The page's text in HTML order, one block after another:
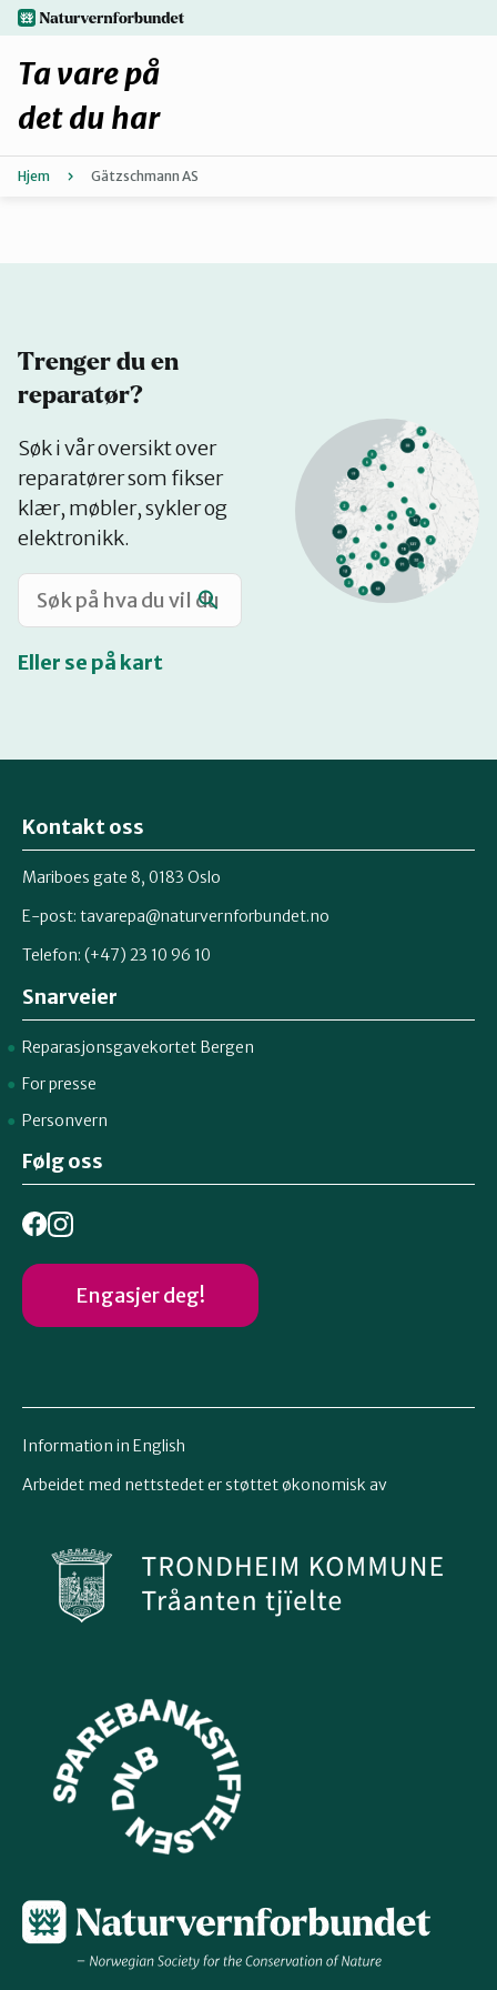
Hopp
til
hovedinnhold
Forbehold
Hvorfor reparere?
Katalog
Mitt navn
Retten til reparasjon
naturvernforbundet.no
Ta vare på
det du har
Hjem Gätzschmann AS
Trenger du en
reparatør?
Søk i vår oversikt over
reparatører som fikser
klær, møbler, sykler og
elektronikk.
Eller se på kart
på
kart
Kontakt oss
Mariboes gate 8, 0183 Oslo
E-post: tavarepa@naturvernforbundet.no
Telefon: (+47) 23 10 96 10
Snarveier
Reparasjonsgavekortet Bergen
For presse
Personvern
Følg oss
Engasjer deg!
Information in English
Arbeidet med nettstedet er støttet økonomisk av